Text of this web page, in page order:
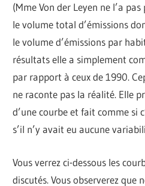
(Mme Von der Leyen ne l’a
le volume total d’émissions
le volume d’émissions par
résultats elle a simplement
par rapport à ceux de 1990.
ne raconte pas la réalité. Elle
d’une courbe et fait comme si
s’il n’y avait eu aucune
Vous verrez ci-dessous les
discutés. Vous observerez que